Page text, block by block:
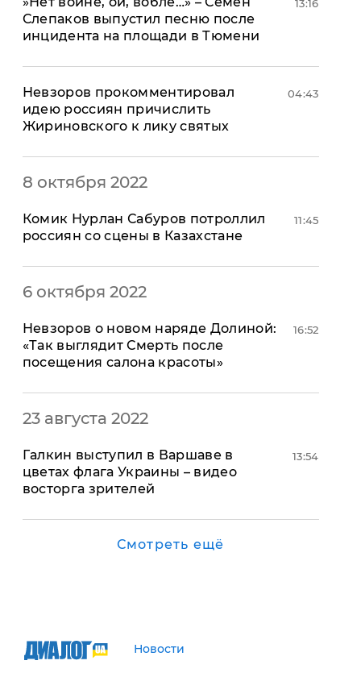
Слепаков выпустил песню после
инцидента на площади в Тюмени
13:16
Невзоров прокомментировал
идею россиян причислить
Жириновского к лику святых
04:43
8 октября 2022
Комик Нурлан Сабуров потроллил
россиян со сцены в Казахстане
11:45
6 октября 2022
Невзоров о новом наряде Долиной:
«Так выглядит Смерть после
посещения салона красоты»
16:52
23 августа 2022
Галкин выступил в Варшаве в
цветах флага Украины – видео
восторга зрителей
13:54
Смотреть ещё
Новости